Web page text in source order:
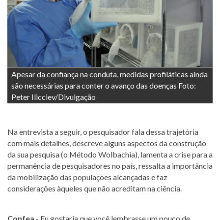
Apesar da confiança na conduta, medidas profiláticas ainda
são necessárias para conter o avanço das doenças Foto:
Peter Ilicciev/Divulgação
Na entrevista a seguir, o pesquisador fala dessa trajetória
com mais detalhes, descreve alguns aspectos da construção
da sua pesquisa (o Método Wolbachia), lamenta a crise para a
permanência de pesquisadores no país, ressalta a importância
da mobilização das populações alcançadas e faz
considerações àqueles que não acreditam na ciência.